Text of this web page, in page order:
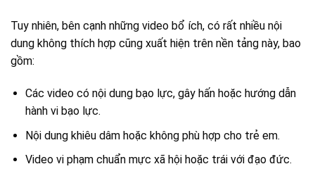
Tuy nhiên, bên cạnh những video bổ ích, có rất nhiều nội
dung không thích hợp cũng xuất hiện trên nền tảng này, bao
gồm:
Các video có nội dung bạo lực, gây hấn hoặc hướng dẫn
hành vi bạo lực.
Nội dung khiêu dâm hoặc không phù hợp cho trẻ em.
Video vi phạm chuẩn mực xã hội hoặc trái với đạo đức.